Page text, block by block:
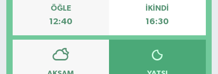
ÖĞLE
12:40
İKINDI
16:30